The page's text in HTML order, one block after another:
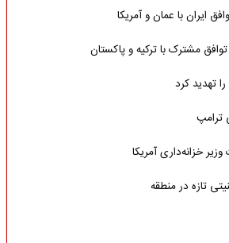
ایران با عمان و آمریکا
مشترک با ترکیه و پاکستان
تهدید کرد
ترامپ
خزانه‌داری آمریکا
تازه در منطقه